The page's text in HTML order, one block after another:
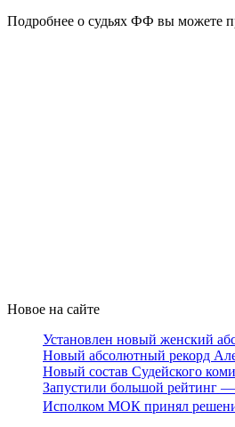
Подробнее о судьях ФФ вы можете
Новое на сайте
Установлен новый женский
Новый абсолютный рекорд
Новый состав Судейского
Запустили большой рейтинг —
Исполком МОК принял